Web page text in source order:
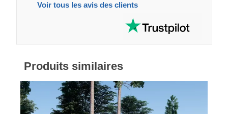
Voir tous les avis des clients
Produits similaires